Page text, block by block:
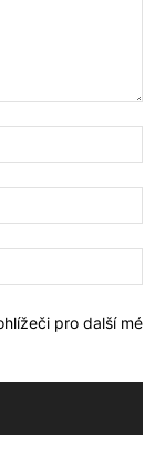
pro další mé